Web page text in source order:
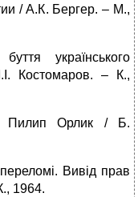
/ А.К. Бергер. – М.,
українського
Костомаров. – К.,
Пилип Орлик / Б.
Вивід прав
1964.